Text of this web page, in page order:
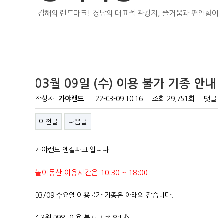
김해의 랜드마크! 경남의 대표적 관광지, 즐거움과 편안함
03월 09일 (수) 이용 불가 기종 안내
작성자 가야랜드 22-03-09 10:16 조회 29,751회 댓글
이전글 다음글
가야랜드 엔젤파크 입니다.
놀이동산 이용시간은 10:30 ~ 18:00
03/09 수요일 이용불가 기종은 아래와 같습니다.